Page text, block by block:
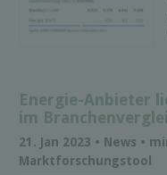
Energie-Anbieter
im
21. Jan 2023 • News •
Marktforschungstool